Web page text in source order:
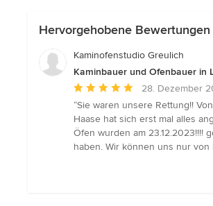
Hervorgehobene
Kaminofenstudio Greulich
Kaminbauer und Ofenbauer in
Durchschnittliche
Bewertung:
5
von
5
28. Dezember
“Sie waren unsere Rettung!!
Haase hat sich erst mal alles
Öfen wurden am 23.12.2023!!!!
haben. Wir können uns nur